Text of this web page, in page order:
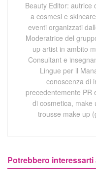
Beauty Editor: autrice
a cosmesi e
eventi organizzati
Moderatrice del
up artist in ambito
Consultant e
Lingue per il
conoscenza di
precedentemente PR
di cosmetica, make
trousse make up
Potrebbero interessarti